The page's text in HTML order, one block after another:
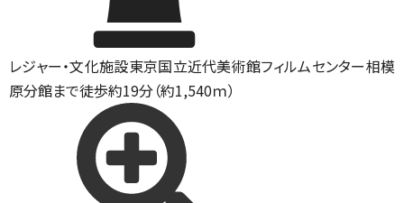
レジャー・文化施設東京国立近代美術館フィルムセンター相模
原分館まで徒歩約19分（約1,540ｍ）